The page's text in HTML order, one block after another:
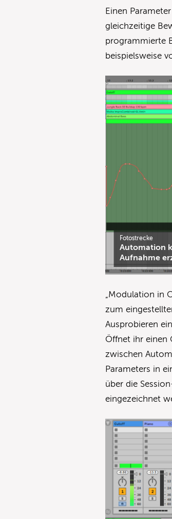
Einen
gleichzeitige
programmierte
beispielsweise
Fotostrecke
Automation
Aufnahme
„Modulation in
zum
Ausprobieren
Öffnet ihr einen
zwischen
Parameters in
über die
eingezeichnet